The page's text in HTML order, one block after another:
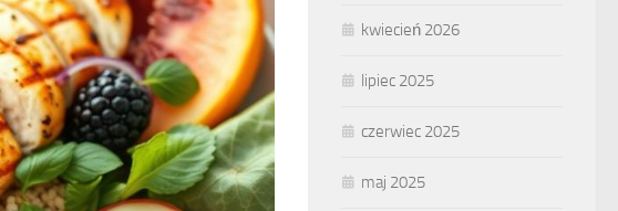
kwiecień 2026
lipiec 2025
czerwiec 2025
maj 2025